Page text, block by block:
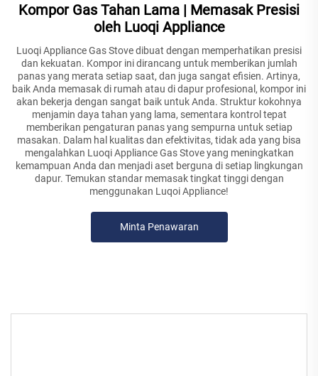
Kompor Gas Tahan Lama | Memasak Presisi
oleh Luoqi Appliance
Luoqi Appliance Gas Stove dibuat dengan memperhatikan presisi
dan kekuatan. Kompor ini dirancang untuk memberikan jumlah
panas yang merata setiap saat, dan juga sangat efisien. Artinya,
baik Anda memasak di rumah atau di dapur profesional, kompor ini
akan bekerja dengan sangat baik untuk Anda. Struktur kokohnya
menjamin daya tahan yang lama, sementara kontrol tepat
memberikan pengaturan panas yang sempurna untuk setiap
masakan. Dalam hal kualitas dan efektivitas, tidak ada yang bisa
mengalahkan Luoqi Appliance Gas Stove yang meningkatkan
kemampuan Anda dan menjadi aset berguna di setiap lingkungan
dapur. Temukan standar memasak tingkat tinggi dengan
menggunakan Luqoi Appliance!
Minta Penawaran